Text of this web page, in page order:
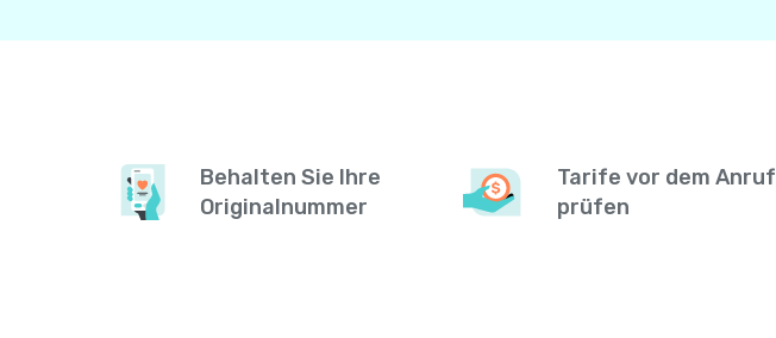
Behalten Sie Ihre
Originalnummer
Tarife vor dem Anruf
prüfen